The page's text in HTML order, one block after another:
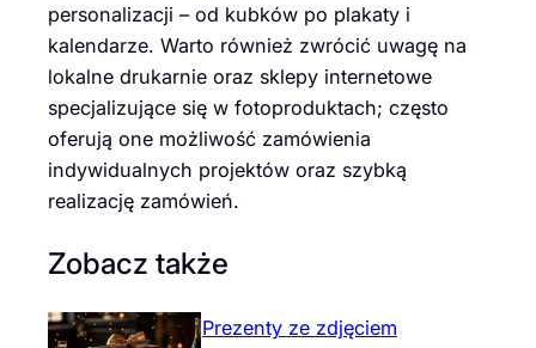
personalizacji – od kubków po plakaty i
kalendarze. Warto również zwrócić uwagę na
lokalne drukarnie oraz sklepy internetowe
specjalizujące się w fotoproduktach; często
oferują one możliwość zamówienia
indywidualnych projektów oraz szybką
realizację zamówień.
Zobacz także
Prezenty ze zdjęciem